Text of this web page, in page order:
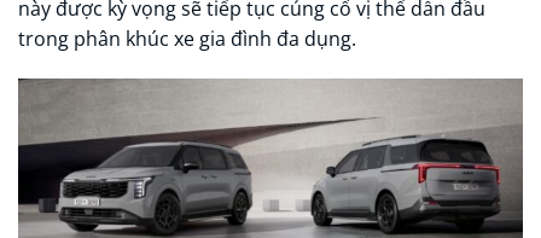
này được kỳ vọng sẽ tiếp tục củng cố vị thế dẫn đầu
trong phân khúc xe gia đình đa dụng.